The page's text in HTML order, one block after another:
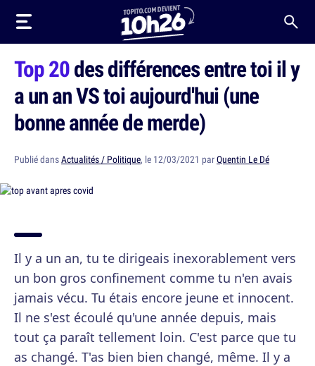
Top 20des différences entre toi il y
a un an VS toi aujourd'hui (une
bonne année de merde)
Publié dansActualités / Politique, le 12/03/2021 parQuentin Le Dé
Il y a un an, tu te dirigeais inexorablement vers
un bon gros confinement comme tu n'en avais
jamais vécu. Tu étais encore jeune et innocent.
Il ne s'est écoulé qu'une année depuis, mais
tout ça paraît tellement loin. C'est parce que tu
as changé. T'as bien bien changé, même. Il y a